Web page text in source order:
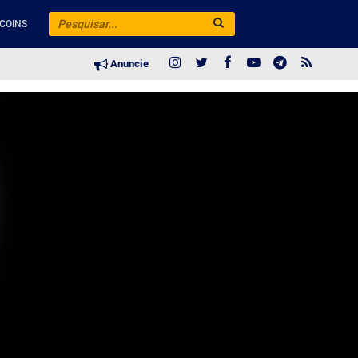
Anuncie